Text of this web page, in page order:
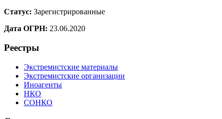
Статус: Зарегистрированные
Дата ОГРН: 23.06.2020
Реестры
Экстремистские материалы
Экстремистские организации
Иноагенты
НКО
СОНКО